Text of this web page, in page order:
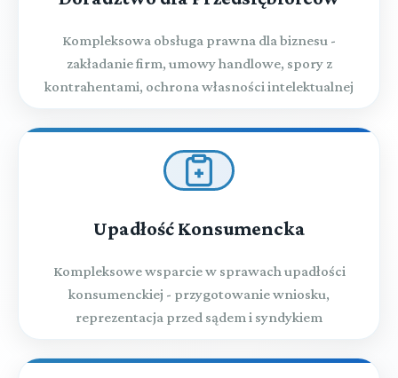
Kompleksowa obsługa prawna dla biznesu -
zakładanie firm, umowy handlowe, spory z
kontrahentami, ochrona własności intelektualnej
Upadłość Konsumencka
Kompleksowe wsparcie w sprawach upadłości
konsumenckiej - przygotowanie wniosku,
reprezentacja przed sądem i syndykiem